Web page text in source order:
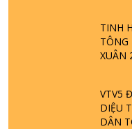
TINH
TÔNG
XUÂN
VTV5
DIỆU
DÂN